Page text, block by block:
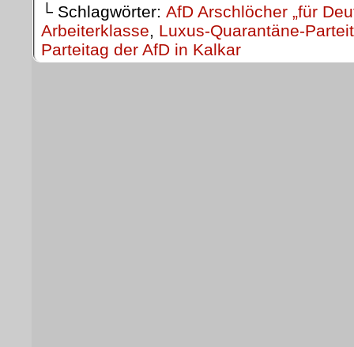
└ Schlagwörter: AfD Arschlöcher „für
Arbeiterklasse, Luxus-Quarantäne-
Parteitag der AfD in Kalkar